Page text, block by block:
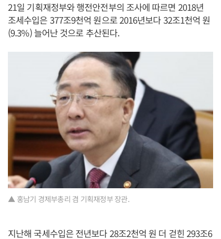
21일 기획재정부와 행전안전부의 조사에 따르면 2018년
조세수입은 377조9천억 원으로 2016년보다 32조1천억 원
(9.3%) 늘어난 것으로 추산된다.
▲ 홍남기 경제부총리 겸 기획재정부 장관.
지난해 국세수입은 전년보다 28조2천억 원 더 걷힌 293조6